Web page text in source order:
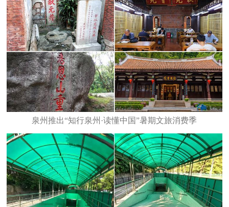
泉州推出“知行泉州·读懂中国”暑期文旅消费季